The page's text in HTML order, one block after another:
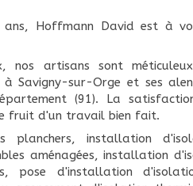
Hoffmann David est à
artisans sont
Savigny-sur-Orge et ses
(91). La
fruit d'un travail bien fait.
planchers, installation
aménagées, installation
pose d'installation